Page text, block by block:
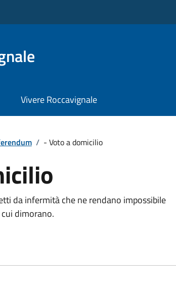
Vivere Roccavignale
/ - Voto a domicilio
da infermità che ne rendano impossibile
dimorano.